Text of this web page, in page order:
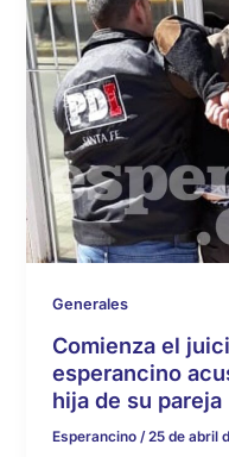
Generales
Comienza el
esperancino
hija de su pareja
Esperancino /25 de abril